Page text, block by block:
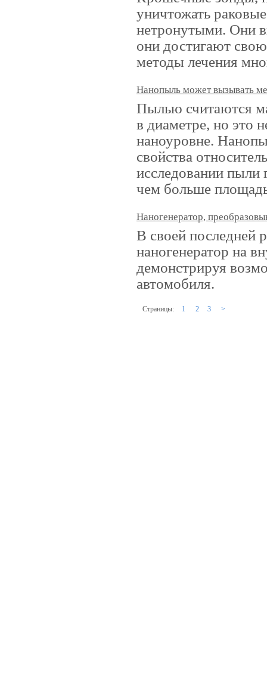
уничтожать
нетронутыми. Они
они достигают
методы лечения
Нанопыль может вызывать
Пылью считаются
в диаметре, но это
наноуровне.
свойства
исследовании пыли
чем больше
Наногенератор,
В своей последней
наногенератор на
демонстрируя
автомобиля.
Страницы: 1 2 3 >